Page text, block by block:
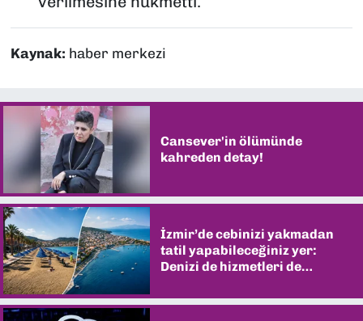
Kaynak: haber merkezi
Cansever'in ölümünde
kahreden detay!
İzmir’de cebinizi yakmadan
tatil yapabileceğiniz yer:
Denizi de hizmetleri de